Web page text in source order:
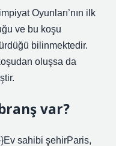
Oyunları’nın ilk
ve bu koşu
bilinmektedir.
oluşsa da
var?
sahibi şehirParis,